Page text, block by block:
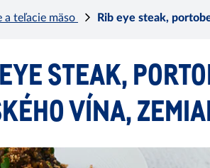
a teľacie mäso Rib eye steak,
STEAK,
VÍNA,